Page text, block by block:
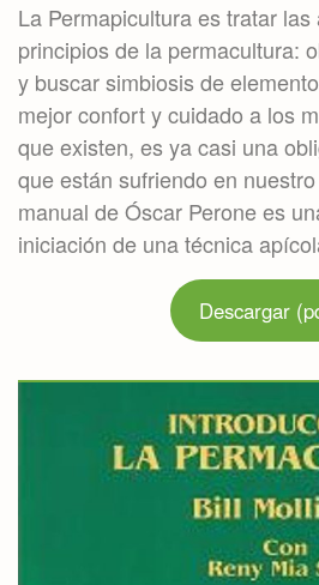
La Permapicultura es tratar
principios de la permacultura:
y buscar simbiosis de
mejor confort y cuidado a los
que existen, es ya casi una
que están sufriendo en
manual de Óscar Perone es
iniciación de una técnica
Descargar